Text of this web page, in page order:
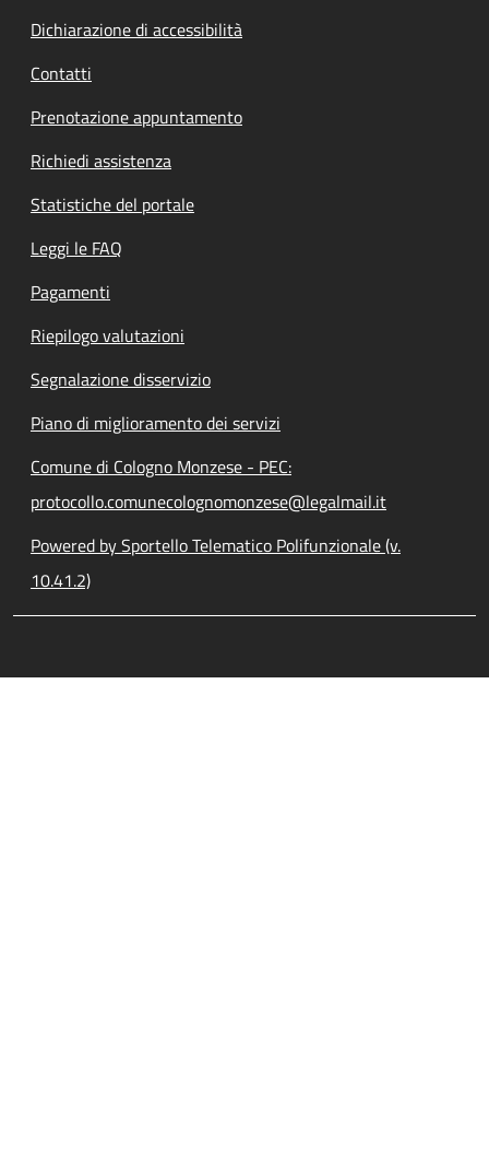
Dichiarazione di accessibilità
Contatti
Prenotazione appuntamento
Richiedi assistenza
Statistiche del portale
Leggi le FAQ
Pagamenti
Riepilogo valutazioni
Segnalazione disservizio
Piano di miglioramento dei servizi
Comune di Cologno Monzese - PEC:
protocollo.comunecolognomonzese@legalmail.it
Powered by Sportello Telematico Polifunzionale (v.
10.41.2)